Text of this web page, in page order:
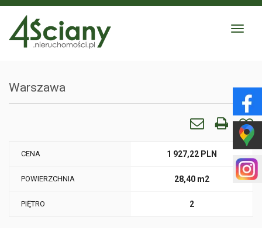
Toggle
Warszawa
CENA 1 927,22 PLN
POWIERZCHNIA 28,40 m2
PIĘTRO 2